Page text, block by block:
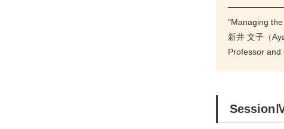
"Managing
新井 文子（
Professor and